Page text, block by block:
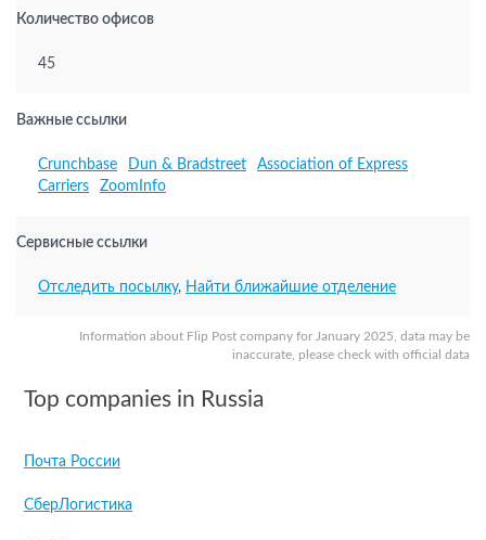
Information about Flip Post company for January 2025, data may be
inaccurate, please check with official data
Количество офисов
45
Важные ссылки
Crunchbase Dun & Bradstreet
Association of Express
Carriers
ZoomInfo
Сервисные ссылки
Отследить посылку, Найти ближайшие отделение
Top companies in Russia
Почта России
СберЛогистика